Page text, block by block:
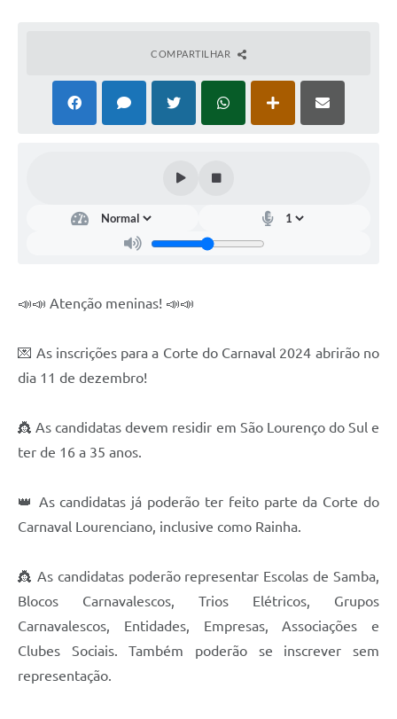
COMPARTILHAR
📣📣 Atenção meninas! 📣📣
💌 As inscrições para a Corte do Carnaval 2024 abrirão no
dia 11 de dezembro!
👸 As candidatas devem residir em São Lourenço do Sul e
ter de 16 a 35 anos.
👑 As candidatas já poderão ter feito parte da Corte do
Carnaval Lourenciano, inclusive como Rainha.
👸 As candidatas poderão representar Escolas de Samba,
Blocos Carnavalescos, Trios Elétricos, Grupos
Carnavalescos, Entidades, Empresas, Associações e
Clubes Sociais. Também poderão se inscrever sem
representação.